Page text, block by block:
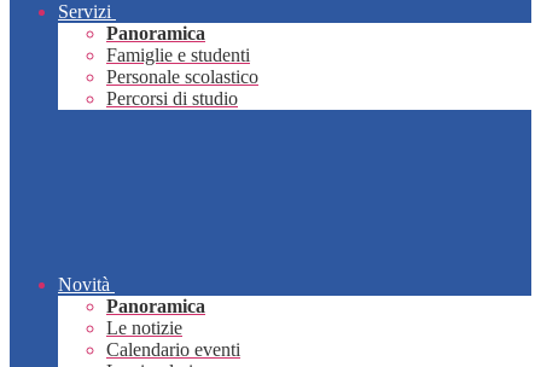
Servizi
Panoramica
Famiglie e studenti
Personale scolastico
Percorsi di studio
Novità
Panoramica
Le notizie
Calendario eventi